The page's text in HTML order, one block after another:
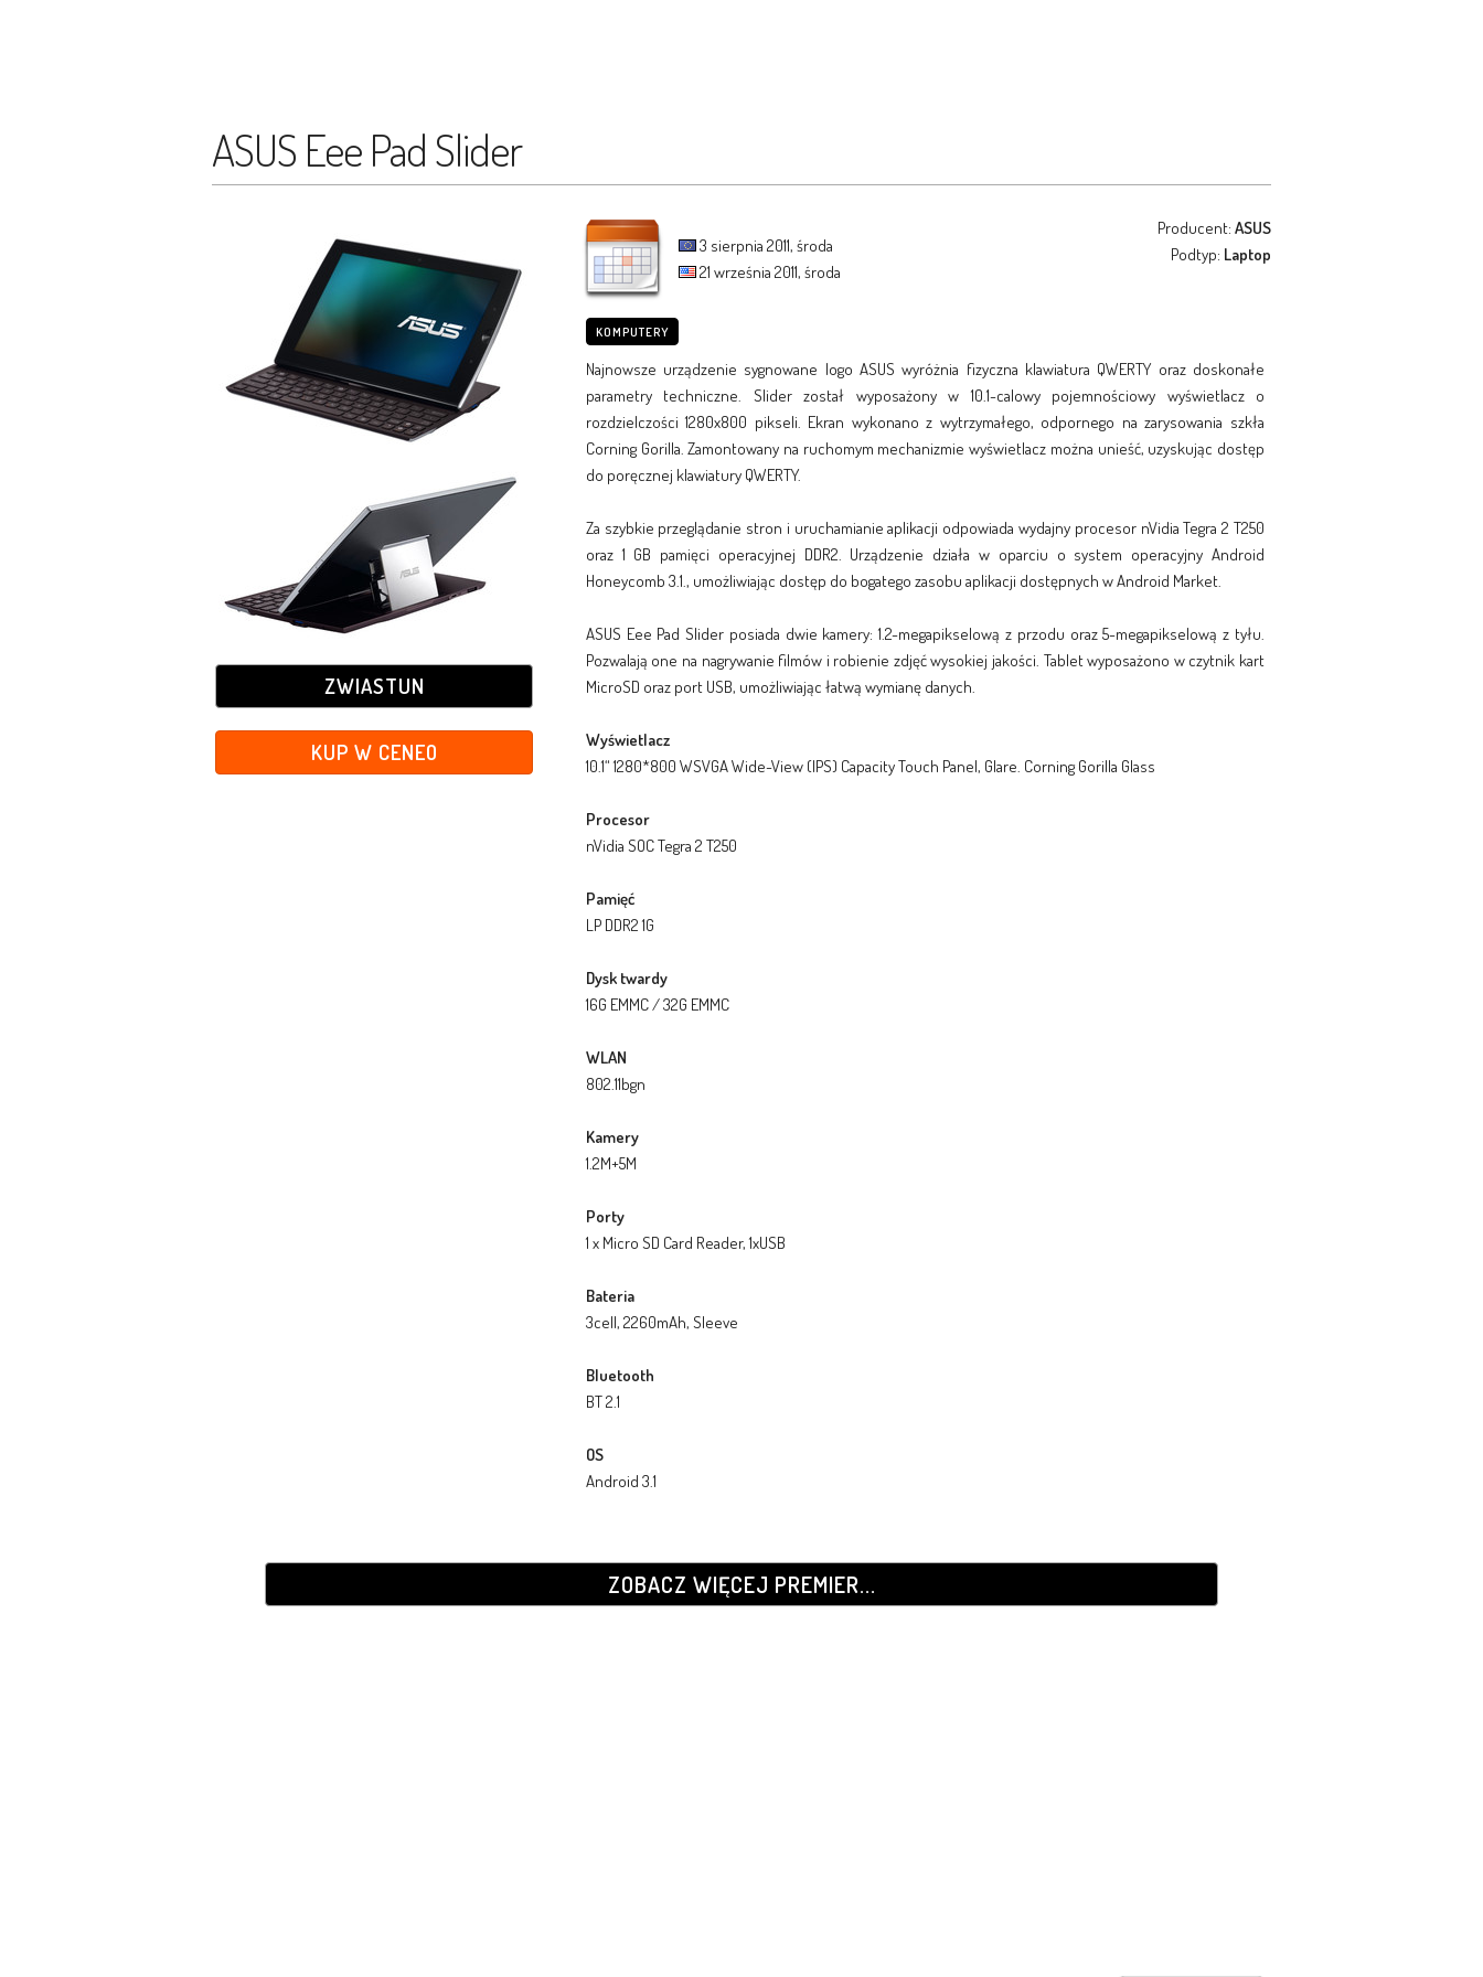
ASUS Eee Pad Slider
ZWIASTUN
KUP W CENEO
3 sierpnia 2011, środa
21 września 2011, środa
Producent: ASUS
Podtyp: Laptop
KOMPUTERY
Najnowsze urządzenie sygnowane logo ASUS wyróżnia fizyczna klawiatura QWERTY oraz doskonałe
parametry techniczne. Slider został wyposażony w 10.1-calowy pojemnościowy wyświetlacz o
rozdzielczości 1280x800 pikseli. Ekran wykonano z wytrzymałego, odpornego na zarysowania szkła
Corning Gorilla. Zamontowany na ruchomym mechanizmie wyświetlacz można unieść, uzyskując dostęp
do poręcznej klawiatury QWERTY.
Za szybkie przeglądanie stron i uruchamianie aplikacji odpowiada wydajny procesor nVidia Tegra 2 T250
oraz 1 GB pamięci operacyjnej DDR2. Urządzenie działa w oparciu o system operacyjny Android
Honeycomb 3.1., umożliwiając dostęp do bogatego zasobu aplikacji dostępnych w Android Market.
ASUS Eee Pad Slider posiada dwie kamery: 1.2-megapikselową z przodu oraz 5-megapikselową z tyłu.
Pozwalają one na nagrywanie filmów i robienie zdjęć wysokiej jakości. Tablet wyposażono w czytnik kart
MicroSD oraz port USB, umożliwiając łatwą wymianę danych.
Wyświetlacz
10.1“ 1280*800 WSVGA Wide-View (IPS) Capacity Touch Panel, Glare. Corning Gorilla Glass
Procesor
nVidia SOC Tegra 2 T250
Pamięć
LP DDR2 1G
Dysk twardy
16G EMMC / 32G EMMC
WLAN
802.11bgn
Kamery
1.2M+5M
Porty
1 x Micro SD Card Reader, 1xUSB
Bateria
3cell, 2260mAh, Sleeve
Bluetooth
BT 2.1
OS
Android 3.1
ZOBACZ WIĘCEJ PREMIER...